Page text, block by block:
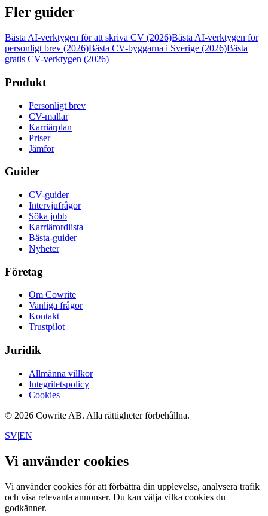
Fler guider
Bästa AI-verktygen för att skriva CV (2026)Bästa AI-verktygen för
personligt brev (2026)Bästa CV-byggarna i Sverige (2026)Bästa
gratis CV-verktygen (2026)
Produkt
Personligt brev
CV-mallar
Karriärplan
Priser
Jämför
Guider
CV-guider
Intervjufrågor
Söka jobb
Karriärordlista
Bästa-guider
Nyheter
Företag
Om Cowrite
Vanliga frågor
Kontakt
Trustpilot
Juridik
Allmänna villkor
Integritetspolicy
Cookies
© 2026 Cowrite AB. Alla rättigheter förbehållna.
SV|EN
Vi använder cookies
Vi använder cookies för att förbättra din upplevelse, analysera trafik
och visa relevanta annonser. Du kan välja vilka cookies du
godkänner.